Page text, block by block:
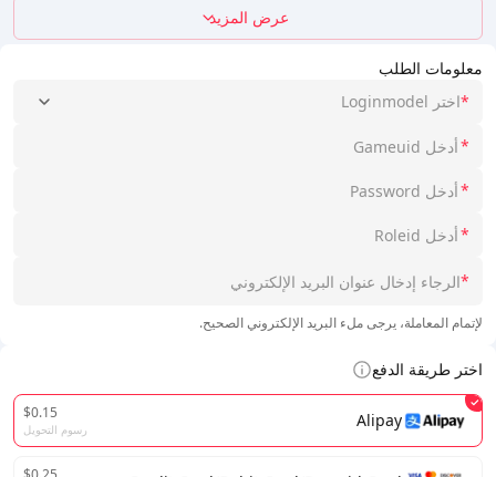
معلومات الطلب
*اختر Loginmodel
*
*
*
*
لإتمام المعاملة، يرجى ملء البريد الإلكتروني الصحيح.
اختر طريقة الدفع
Alipay
$0.15
رسوم التحويل
عرض المزيد